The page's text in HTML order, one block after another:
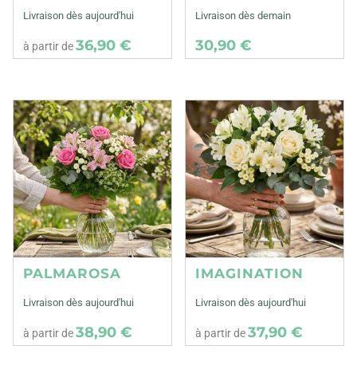
Livraison dès aujourd'hui
à partir de36,90 €
Livraison dès demain
30,90 €
PALMAROSA
Livraison dès aujourd'hui
à partir de38,90 €
IMAGINATION
Livraison dès aujourd'hui
à partir de37,90 €